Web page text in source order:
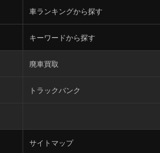
車ランキングから探す
キーワードから探す
廃車買取
トラックバンク
サイトマップ